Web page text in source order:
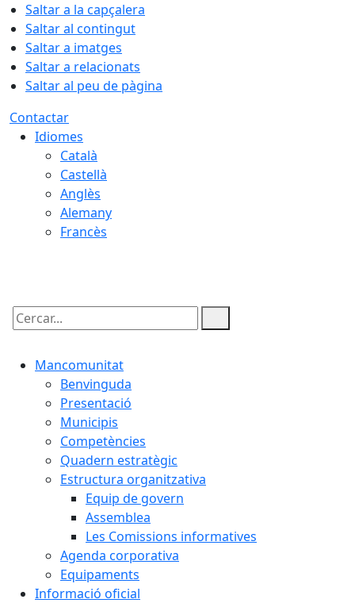
Saltar a la capçalera
Saltar al contingut
Saltar a imatges
Saltar a relacionats
Saltar al peu de pàgina
Contactar
Idiomes
Català
Castellà
Anglès
Alemany
Francès
Cercar:
Mancomunitat
Benvinguda
Presentació
Municipis
Competències
Quadern estratègic
Estructura organitzativa
Equip de govern
Assemblea
Les Comissions informatives
Agenda corporativa
Equipaments
Informació oficial